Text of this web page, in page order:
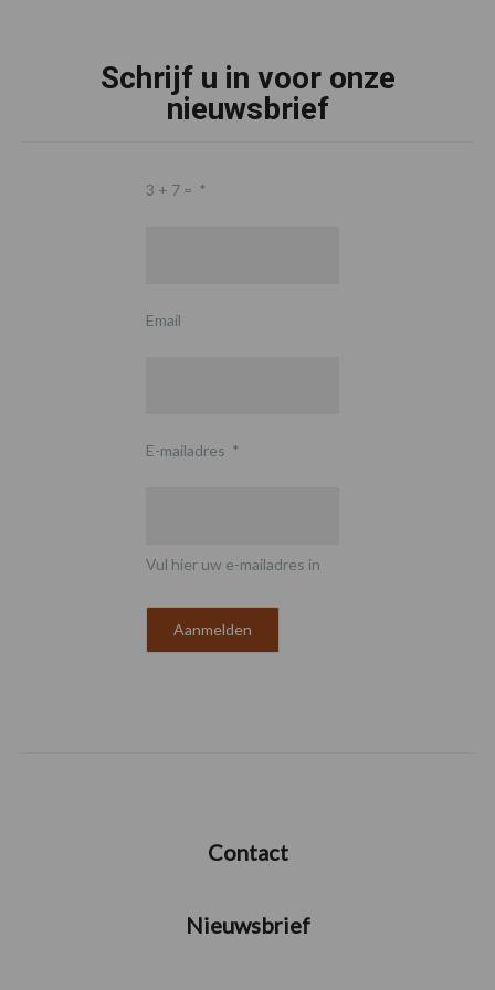
Schrijf u in voor onze
nieuwsbrief
3 + 7 = *
Email
E-mailadres *
Vul hier uw e-mailadres in
Contact
Nieuwsbrief